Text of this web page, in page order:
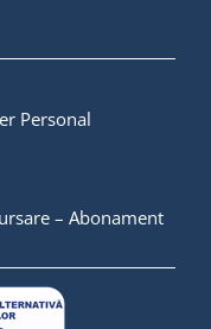
Personal
– Abonament